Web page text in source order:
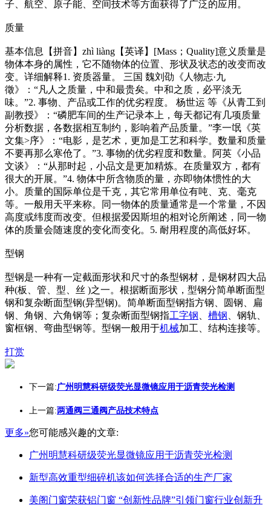
子、航空、原子能、空间技术等方面获得了广泛的应用。
质量
基本信息【拼音】zhì liàng【英译】[Mass；Quality]意义质量是
物体本身的属性，它不随物体的位置、形状及状态的改变而改
变。详细解释1. 资质器量。 三国 魏刘劭《人物志·九
徵》：“凡人之质量，中和最贵矣。中和之质，必平淡无
味。”2. 事物、产品或工作的优劣程度。 杨世运 等《从青工到
副教授》：“磷肥车间的生产记录本上，每天都记有几项质量
分析数据，各数据相互制约，影响着产品质量。”李一氓《英
文集>序》：“电影，是艺术，更加是工艺和科学。数量和质量
不要再那么寒伧了。”3. 事物的优劣程度和数量。阿英《小品
文谈》：“从那时起，小品文是更加精炼。在质量双方，都有
很大的开展。”4. 物体中所含物质的量，亦即物体惯性的大
小。质量的国际单位是千克，其它常用单位有吨、克、毫克
等。一般用天平来称。同一物体的质量通常是一个常量，不因
高度或纬度而改变。但根据爱因斯坦的相对论所阐述，同一物
体的质量会随速度的变化而变化。5. 耐用程度的高低好坏。
型钢
型钢是一种有一定截面形状和尺寸的条型钢材，是钢材四大品
种(板、管、型、丝 )之一。根据断面形状，型钢分简单断面型
钢和复杂断面型钢(异型钢)。简单断面型钢指方钢、圆钢、扁
钢、角钢、六角钢等；复杂断面型钢指工字钢 槽钢 、钢轨、
窗框钢、弯曲型钢等。型钢一般用于机械加工、结构连接等。
打赏
下一篇:广州明慧科研级荧光显微镜应用于沥青荧光检测
上一篇:两通阀三通阀产品技术特点
更多»您可能感兴趣的文章:
广州明慧科研级荧光显微镜应用于沥青荧光检测
新型高效重型细碎机该如何选择合适的生产厂家
美阁门窗荣获铝门窗 “创新性品牌”引领门窗行业创新升